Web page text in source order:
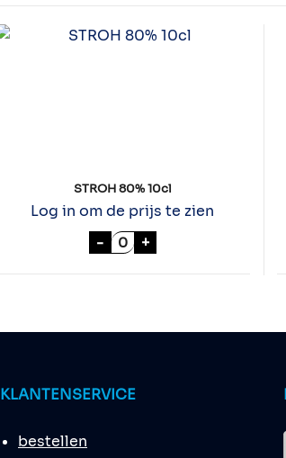
STROH 80% 10cl
Log in om de prijs te zien
- STROH 80% 10cl aantal
+
KLANTENSERVICE
bestellen